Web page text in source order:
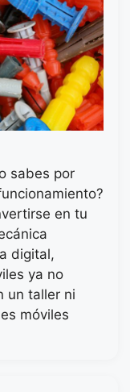
sabes por
en tu
digital,
ya no
un taller ni
móviles